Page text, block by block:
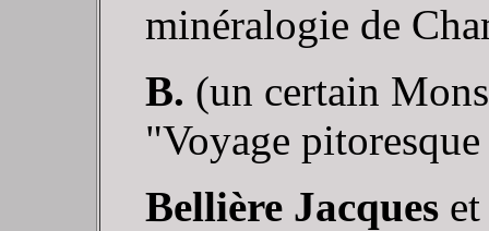
minéralogie de
B. (un certain
"Voyage
Bellière Jacques